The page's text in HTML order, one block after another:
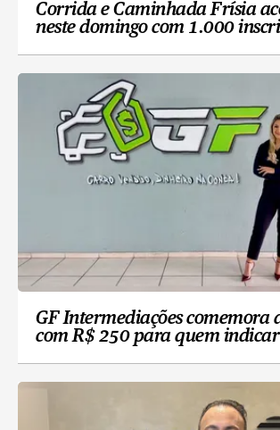
Corrida e Caminhada Frísia
neste domingo com 1.000
GF Intermediações comemora
com R$ 250 para quem